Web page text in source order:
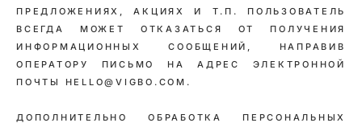
ПРЕДЛОЖЕНИЯХ, АКЦИЯХ И Т.П. ПОЛЬЗОВАТЕЛЬ
ВСЕГДА МОЖЕТ ОТКАЗАТЬСЯ ОТ ПОЛУЧЕНИЯ
ИНФОРМАЦИОННЫХ СООБЩЕНИЙ, НАПРАВИВ
ОПЕРАТОРУ ПИСЬМО НА АДРЕС ЭЛЕКТРОННОЙ
ПОЧТЫ HELLO@VIGBO.COM.
ДОПОЛНИТЕЛЬНО ОБРАБОТКА ПЕРСОНАЛЬНЫХ